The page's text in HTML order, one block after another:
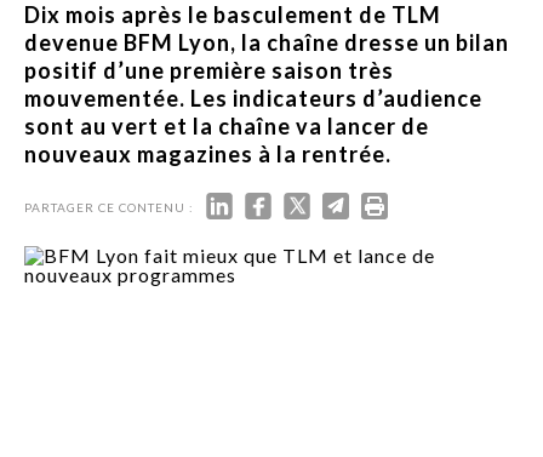
Dix mois après le basculement de TLM
devenue BFM Lyon, la chaîne dresse un bilan
positif d’une première saison très
mouvementée. Les indicateurs d’audience
sont au vert et la chaîne va lancer de
nouveaux magazines à la rentrée.
PARTAGER CE CONTENU :